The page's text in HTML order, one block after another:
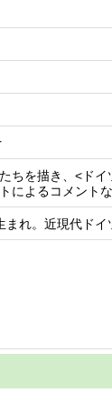
ちを描き、<ド
によるコメント
れ。近現代ド